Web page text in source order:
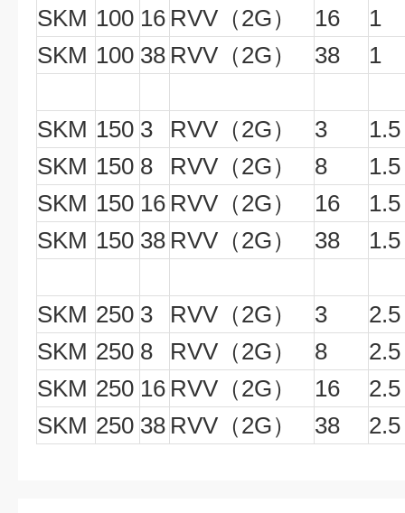
SKM 100 16 RVV（2G） 16
1
SKM 100 38 RVV（2G） 38 1
SKM 150 3 RVV（2G） 3
1.5
SKM 150 8 RVV（2G） 8
1.5
SKM 150 16 RVV（2G） 16
1.5
SKM 150 38 RVV（2G） 38 1.5
SKM 250 3 RVV（2G） 3
2.5
SKM 250 8 RVV（2G） 8
2.5
SKM 250 16 RVV（2G） 16
2.5
SKM 250 38 RVV（2G） 38 2.5